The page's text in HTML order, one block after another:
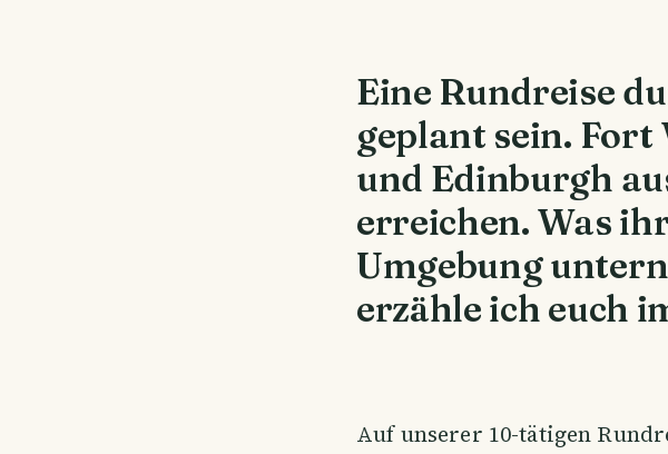
Eine Rundreise
geplant sein.
und Edinburgh
erreichen. Was
Umgebung
erzähle ich euch
Auf unserer 10-tätigen